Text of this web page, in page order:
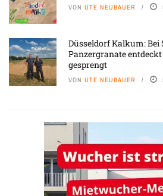
VON UTE NEUBAUER
Düsseldorf Kalkum:
Panzergranate
gesprengt
VON UTE NEUBAUER